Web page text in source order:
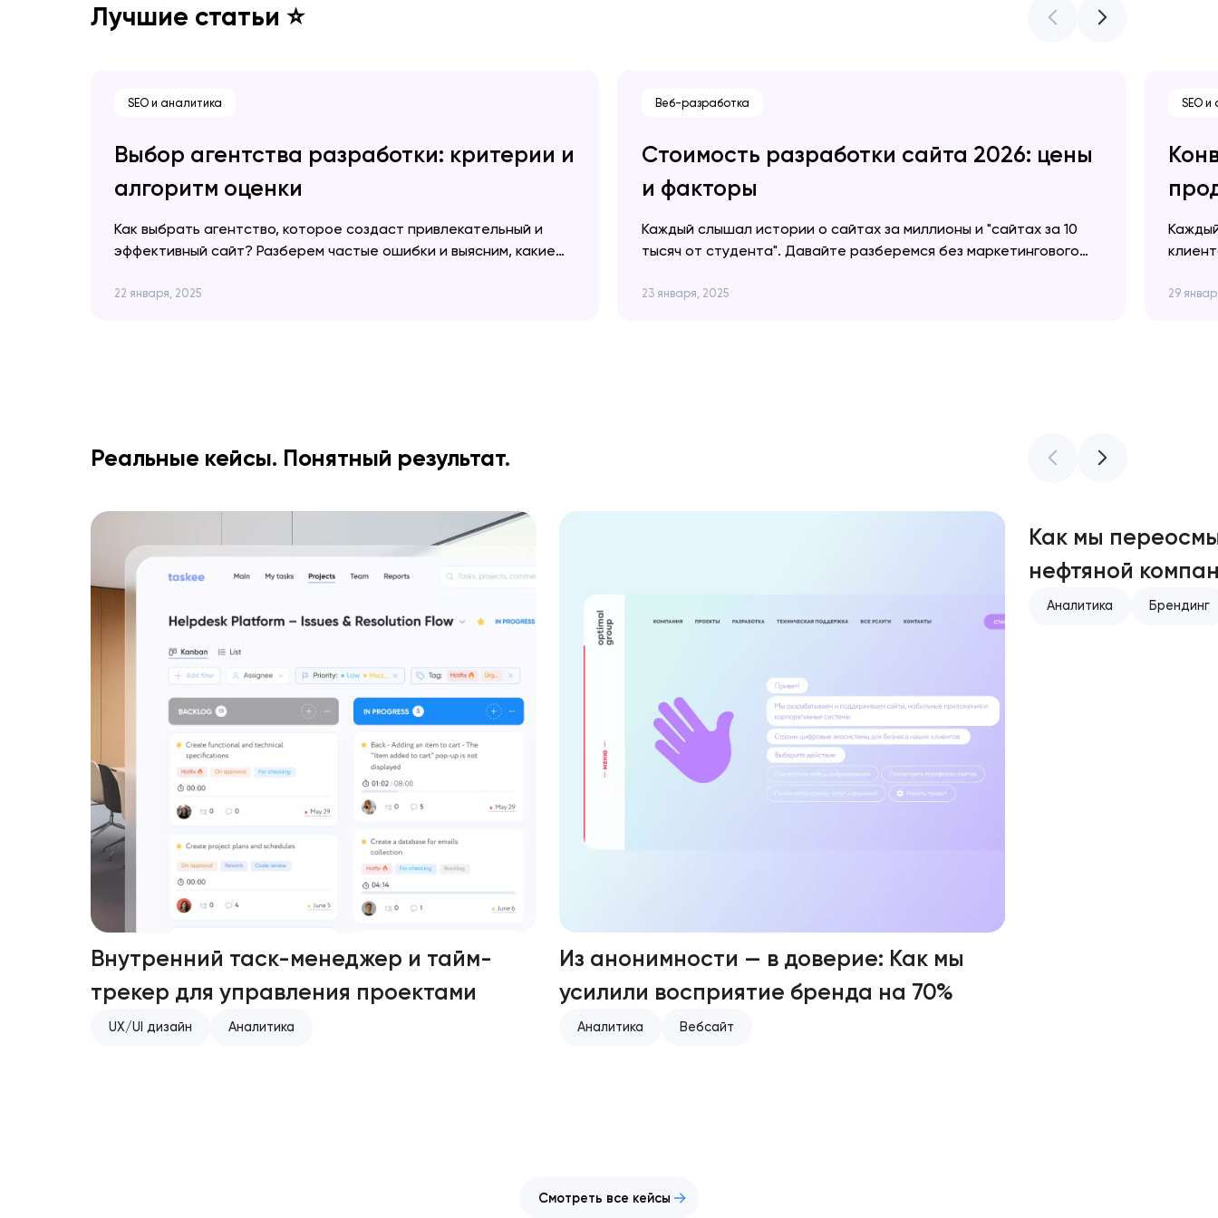
Лучшие статьи ⭐
SEO и аналитика
Выбор агентства разработки: критерии и
алгоритм оценки
Как выбрать агентство, которое создаст привлекательный и
эффективный сайт? Разберем частые ошибки и выясним, какие
доработки. Артем Довгопол Когда мы выбираем агентство, мы на
22 января, 2025
Веб-разработка
Стоимость разработки сайта 2026: цены
и факторы
Каждый слышал истории о сайтах за миллионы и "сайтах за 10
тысяч от студента". Давайте разберемся без маркетингового
чего зависит цена. Артем Довгопол Знаете, что общего между
23 января, 2025
SEO
29
Реальные кейсы. Понятный результат.
Внутренний таск-менеджер и тайм-
трекер для управления проектами
UX/UI дизайн Аналитика
Из анонимности — в доверие: Как мы
усилили восприятие бренда на 70%
Аналитика Вебсайт
Как мы
нефтяной
Аналитика Брендинг
Смотреть все кейсы